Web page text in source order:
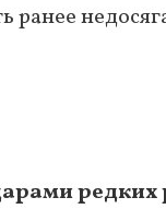
ранее
редких